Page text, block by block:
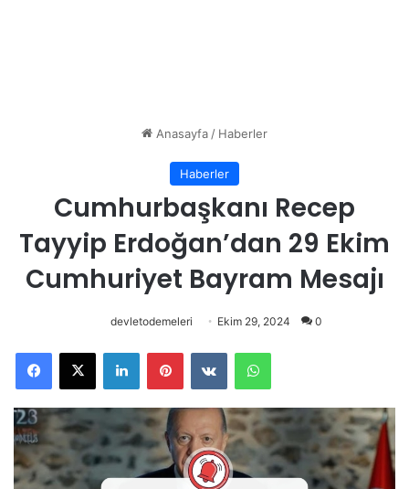
Anasayfa/ Haberler
Haberler
Cumhurbaşkanı Recep
Tayyip Erdoğan’dan 29 Ekim
Cumhuriyet Bayram Mesajı
devletodemeleri Ekim 29, 2024 0